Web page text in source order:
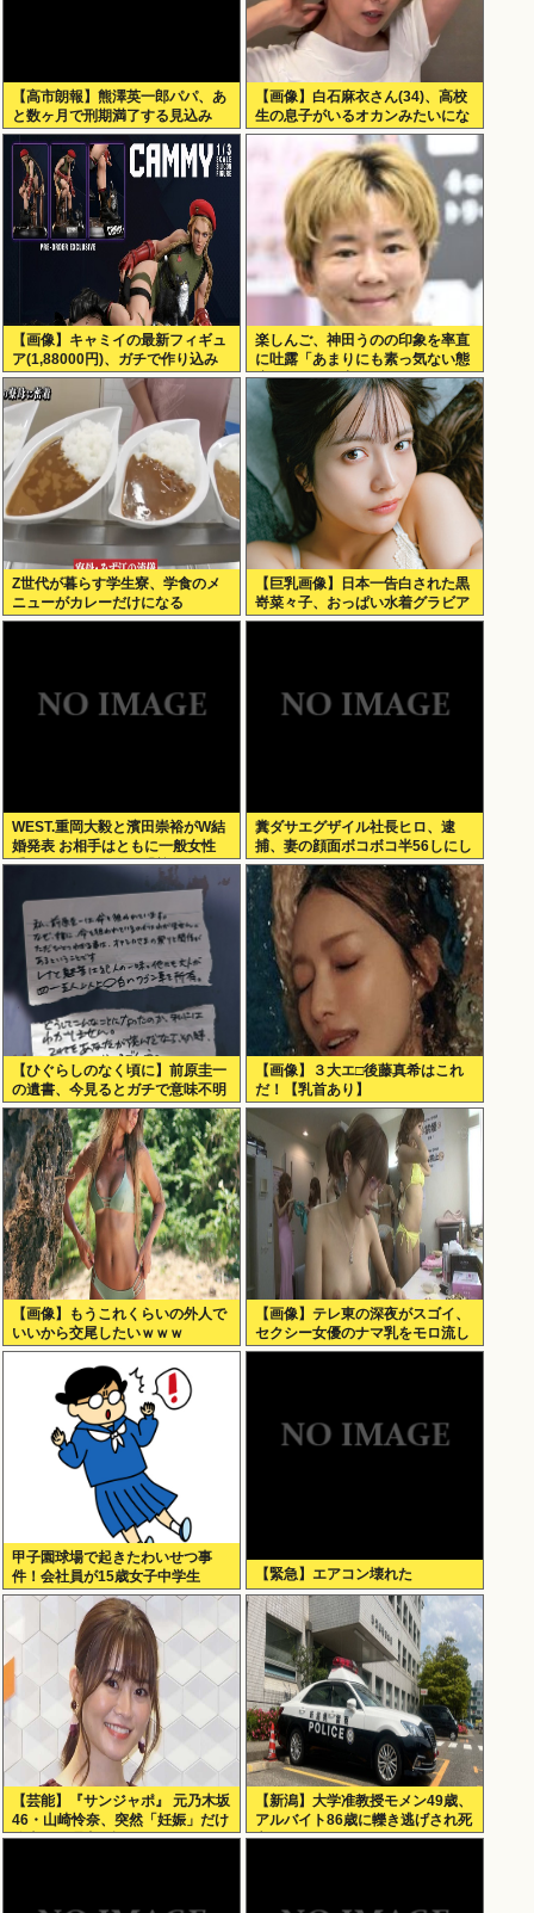
【高市朗報】熊澤英一郎パパ、あ
と数ヶ月で刑期満了する見込み
【画像】白石麻衣さん(34)、高校
生の息子がいるオカンみたいにな
ってしまう
【画像】キャミイの最新フィギュ
ア(1,88000円)、ガチで作り込み
がエグすぎる
楽しんご、神田うのの印象を率直
に吐露「あまりにも素っ気ない態
度を取られて寂しい」
Z世代が暮らす学生寮、学食のメ
ニューがカレーだけになる
【巨乳画像】日本一告白された黒
嵜菜々子、おっぱい水着グラビア
がエッチすぎるwww
WEST.重岡大毅と濱田崇裕がW結
婚発表 お相手はともに一般女性
重岡はすでに子供も「尊い」
糞ダサエグザイル社長ヒロ、逮
捕、妻の顔面ボコボコ半56しにし
た。
【ひぐらしのなく頃に】前原圭一
の遺書、今見るとガチで意味不明
すぎるwww
【画像】３大エ□後藤真希はこれ
だ！【乳首あり】
【画像】もうこれくらいの外人で
いいから交尾したいｗｗｗ
【画像】テレ東の深夜がスゴイ、
セクシー女優のナマ乳をモロ流し
甲子園球場で起きたわいせつ事
件！会社員が15歳女子中学生
に・・
【緊急】エアコン壊れた
【芸能】『サンジャポ』 元乃木坂
46・山崎怜奈、突然「妊娠」だけ
公表した理由を語る
【新潟】大学准教授モメン49歳、
アルバイト86歳に轢き逃げされ死
亡